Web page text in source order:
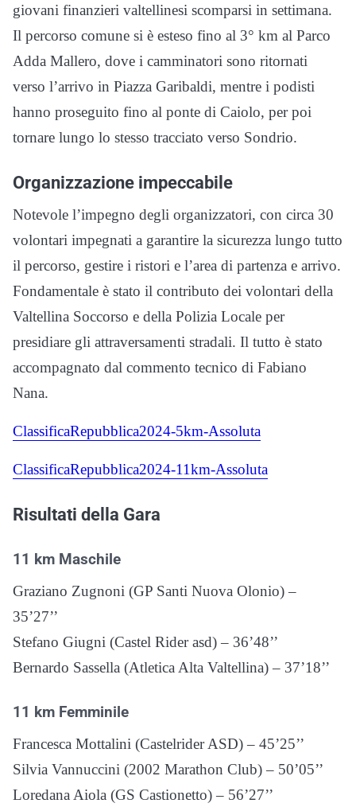
giovani finanzieri valtellinesi scomparsi in settimana.
Il percorso comune si è esteso fino al 3° km al Parco
Adda Mallero, dove i camminatori sono ritornati
verso l’arrivo in Piazza Garibaldi, mentre i podisti
hanno proseguito fino al ponte di Caiolo, per poi
tornare lungo lo stesso tracciato verso Sondrio.
Organizzazione impeccabile
Notevole l’impegno degli organizzatori, con circa 30
volontari impegnati a garantire la sicurezza lungo tutto
il percorso, gestire i ristori e l’area di partenza e arrivo.
Fondamentale è stato il contributo dei volontari della
Valtellina Soccorso e della Polizia Locale per
presidiare gli attraversamenti stradali. Il tutto è stato
accompagnato dal commento tecnico di Fabiano
Nana.
ClassificaRepubblica2024-5km-Assoluta
ClassificaRepubblica2024-11km-Assoluta
Risultati della Gara
11 km Maschile
Graziano Zugnoni (GP Santi Nuova Olonio) –
35’27’’
Stefano Giugni (Castel Rider asd) – 36’48’’
Bernardo Sassella (Atletica Alta Valtellina) – 37’18’’
11 km Femminile
Francesca Mottalini (Castelrider ASD) – 45’25’’
Silvia Vannuccini (2002 Marathon Club) – 50’05’’
Loredana Aiola (GS Castionetto) – 56’27’’